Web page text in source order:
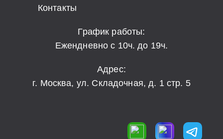
Контакты
График работы:
Ежендневно с 10ч. до 19ч.
Адрес:
г. Москва, ул. Складочная, д. 1 стр. 5